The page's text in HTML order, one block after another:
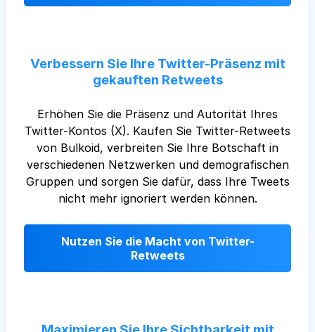
Verbessern Sie Ihre Twitter-Präsenz mit
gekauften Retweets
Erhöhen Sie die Präsenz und Autorität Ihres
Twitter-Kontos (X). Kaufen Sie Twitter-Retweets
von Bulkoid, verbreiten Sie Ihre Botschaft in
verschiedenen Netzwerken und demografischen
Gruppen und sorgen Sie dafür, dass Ihre Tweets
nicht mehr ignoriert werden können.
Nutzen Sie die Macht von Twitter-
Retweets